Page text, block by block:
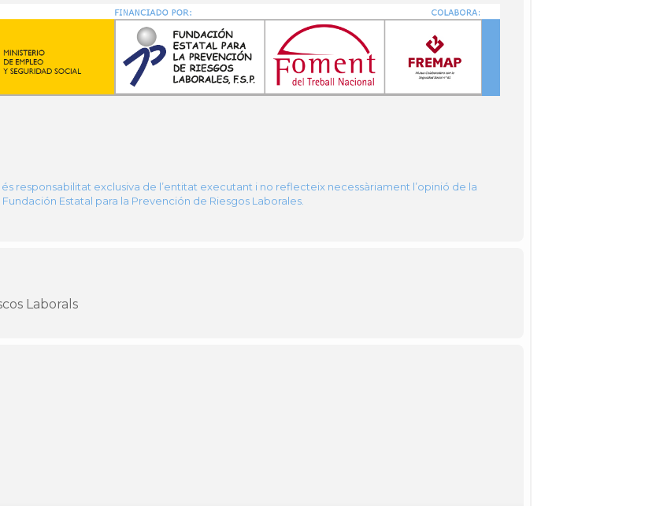
responsabilitat exclusiva de l’entitat executant i no reflecteix necessàriament l’opinió de la
Fundación Estatal para la Prevención de Riesgos Laborales.
Laborals